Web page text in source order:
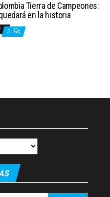
Tierra de Campeones:
en la historia
3